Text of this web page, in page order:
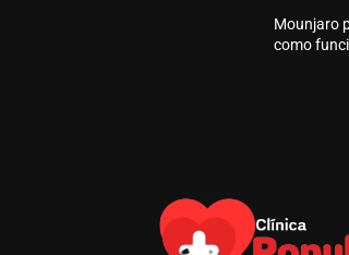
Mounjaro
como